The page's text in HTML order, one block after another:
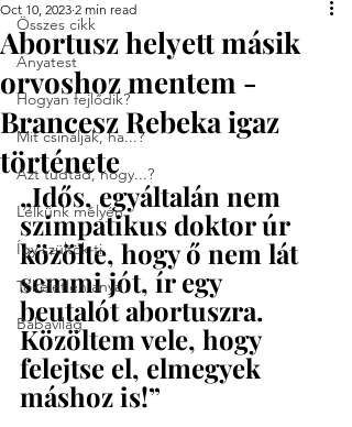
Összes cikk
Anyatest
Hogyan fejlődik?
Mit csináljak, ha...?
Azt tudtad, hogy...?
Lelkünk mélyén
Így szültök ti
Tökéletlen anya
Babavilág
Abortusz helyett másik
orvoshoz mentem -
Brancesz Rebeka igaz
története
Oct 10, 2023 2 min read
„Idős, egyáltalán nem
szimpatikus doktor úr
közölte, hogy ő nem lát
semmi jót, ír egy
beutalót abortuszra.
Közöltem vele, hogy
felejtse el, elmegyek
máshoz is!”